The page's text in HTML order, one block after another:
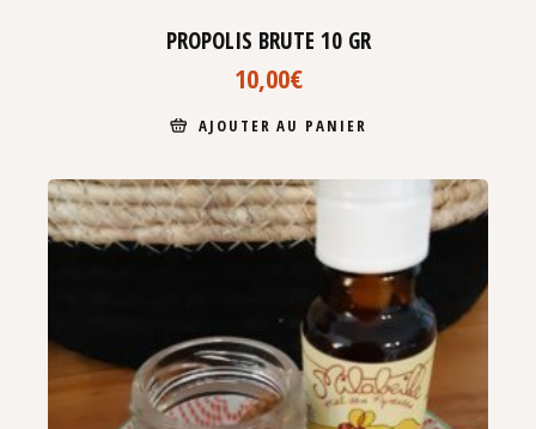
PROPOLIS BRUTE 10 GR
10,00€
AJOUTER AU PANIER